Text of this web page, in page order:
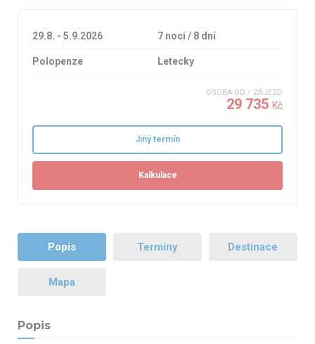
29.8. - 5.9.2026 7 nocí / 8 dní
Polopenze Letecky
OSOBA OD / ZÁJEZD
29 735 Kč
Jiný termín
Kalkulace
Popis Termíny Destinace
Mapa
Popis